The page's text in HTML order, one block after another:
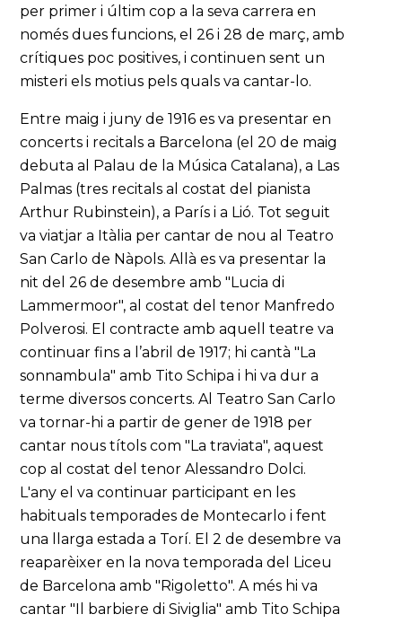
per primer i últim cop a la seva carrera en
només dues funcions, el 26 i 28 de març, amb
crítiques poc positives, i continuen sent un
misteri els motius pels quals va cantar-lo.
Entre maig i juny de 1916 es va presentar en
concerts i recitals a Barcelona (el 20 de maig
debuta al Palau de la Música Catalana), a Las
Palmas (tres recitals al costat del pianista
Arthur Rubinstein), a París i a Lió. Tot seguit
va viatjar a Itàlia per cantar de nou al Teatro
San Carlo de Nàpols. Allà es va presentar la
nit del 26 de desembre amb "Lucia di
Lammermoor", al costat del tenor Manfredo
Polverosi. El contracte amb aquell teatre va
continuar fins a l’abril de 1917; hi cantà "La
sonnambula" amb Tito Schipa i hi va dur a
terme diversos concerts. Al Teatro San Carlo
va tornar-hi a partir de gener de 1918 per
cantar nous títols com "La traviata", aquest
cop al costat del tenor Alessandro Dolci.
L'any el va continuar participant en les
habituals temporades de Montecarlo i fent
una llarga estada a Torí. El 2 de desembre va
reaparèixer en la nova temporada del Liceu
de Barcelona amb "Rigoletto". A més hi va
cantar "Il barbiere di Siviglia" amb Tito Schipa